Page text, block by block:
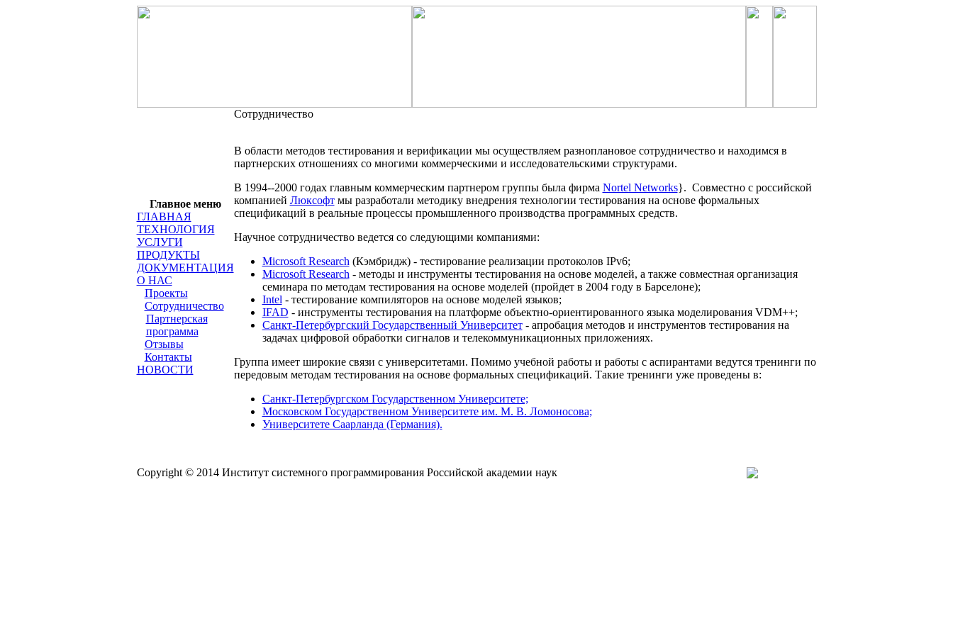
Главное меню
ГЛАВНАЯ
ТЕХНОЛОГИЯ
УСЛУГИ
ПРОДУКТЫ
ДОКУМЕНТАЦИЯ
О НАС
Проекты
Сотрудничество
Партнерская
программа
Отзывы
Контакты
НОВОСТИ
Сотрудничество
В области методов тестирования и верификации мы осуществляем разноплановое сотрудничество и находимся в
партнерских отношениях со многими коммерческими и исследовательскими структурами.
В 1994--2000 годах главным коммерческим партнером группы была фирма Nortel Networks}. Совместно с российской
компанией Люксофтмы разработали методику внедрения технологии тестирования на основе формальных
спецификаций в реальные процессы промышленного производства программных средств.
Научное сотрудничество ведется со следующими компаниями:
Microsoft Research (Кэмбридж) - тестирование реализации протоколов IPv6;
Microsoft Research - методы и инструменты тестирования на основе моделей, а также совместная организация
семинара по методам тестирования на основе моделей (пройдет в 2004 году в Барселоне);
Intel - тестирование компиляторов на основе моделей языков;
IFAD - инструменты тестирования на платформе объектно-ориентированного языка моделирования VDM++;
Санкт-Петербургский Государственный Университет- апробация методов и инструментов тестирования на
задачах цифровой обработки сигналов и телекоммуникационных приложениях.
Группа имеет широкие связи с университетами. Помимо учебной работы и работы с аспирантами ведутся тренинги по
передовым методам тестирования на основе формальных спецификаций. Такие тренинги уже проведены в:
Санкт-Петербургском Государственном Университете;
Московском Государственном Университете им. М. В. Ломоносова;
Университете Саарланда (Германия).
Copyright © 2014 Институт системного программирования Российской академии наук